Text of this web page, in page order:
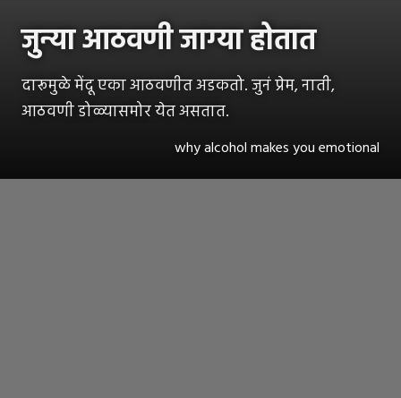
जुन्या आठवणी जाग्या होतात
दारूमुळे मेंदू एका आठवणीत अडकतो. जुनं प्रेम, नाती,
आठवणी डोळ्यासमोर येत असतात.
why alcohol makes you emotional